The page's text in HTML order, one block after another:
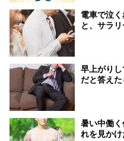
電車で泣
と、サラ
早上がり
だと答え
暑い中働
れを見か